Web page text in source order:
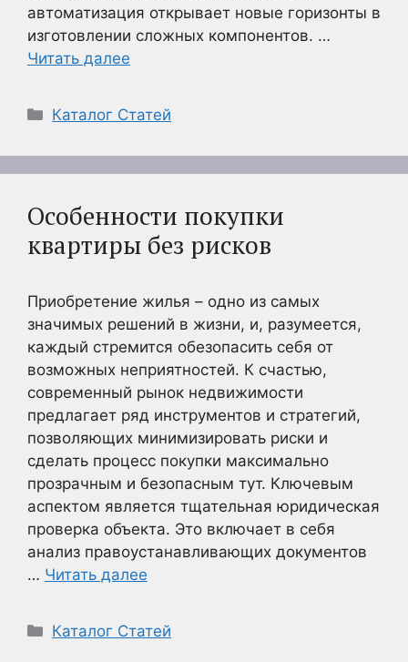
автоматизация открывает новые горизонты в
изготовлении сложных компонентов. …
Читать далее
Рубрики
Каталог Статей
Особенности покупки
квартиры без рисков
Приобретение жилья – одно из самых
значимых решений в жизни, и, разумеется,
каждый стремится обезопасить себя от
возможных неприятностей. К счастью,
современный рынок недвижимости
предлагает ряд инструментов и стратегий,
позволяющих минимизировать риски и
сделать процесс покупки максимально
прозрачным и безопасным тут. Ключевым
аспектом является тщательная юридическая
проверка объекта. Это включает в себя
анализ правоустанавливающих документов
… Читать далее
Рубрики
Каталог Статей